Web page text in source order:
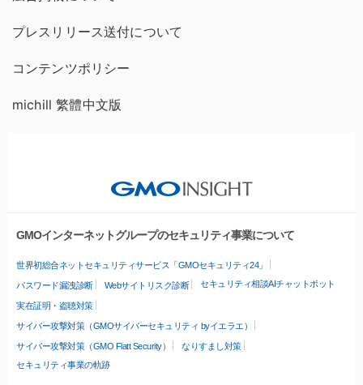
プレスリリース送付について
コンテンツポリシー
michill 繁體中文版
GMOインターネットグループのセキュリティ事業について
世界初総合ネットセキュリティサービス「GMOセキュリティ24」
パスワード漏洩診断 Webサイトリスク診断 セキュリティ相談AIチャットボット
実在証明・盗聴対策
サイバー攻撃対策（GMOサイバーセキュリティ byイエラエ）
サイバー攻撃対策（GMO Flatt Security）
なりすまし対策
セキュリティ事業の軌跡